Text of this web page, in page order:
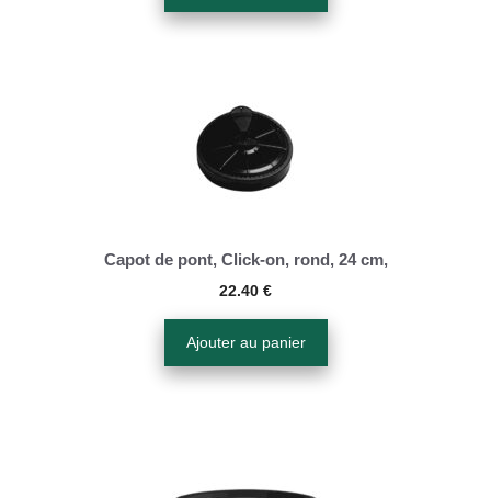
Capot de pont, Click-on, rond, 24 cm,
22.40 €
Ajouter au panier